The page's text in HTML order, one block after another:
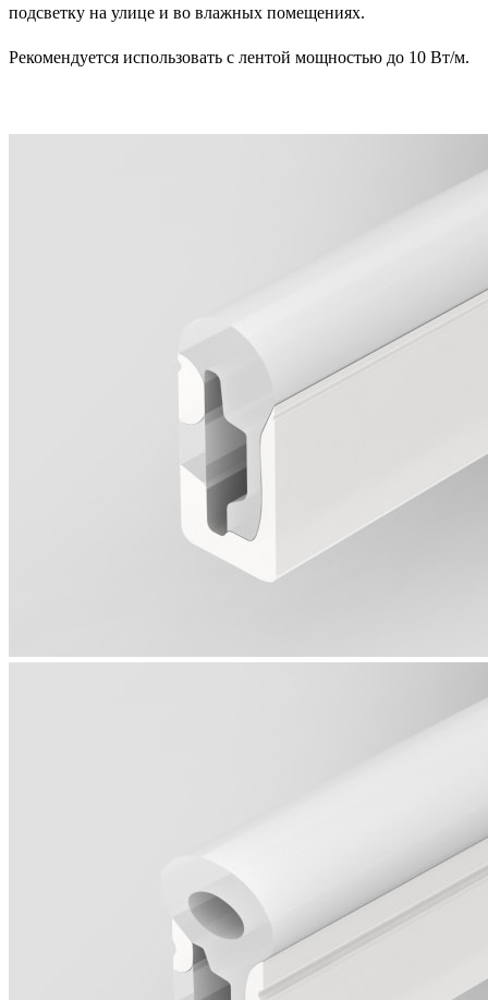
подсветку на улице и во влажных помещениях.
Рекомендуется использовать с лентой мощностью до 10 Вт/м.